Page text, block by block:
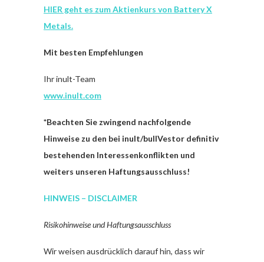
HIER geht es zum Aktienkurs von Battery X
Metals.
Mit besten Empfehlungen
Ihr inult-Team
www.inult.com
*Beachten Sie zwingend nachfolgende
Hinweise zu den bei inult/bullVestor definitiv
bestehenden Interessenkonflikten und
weiters unseren Haftungsausschluss!
HINWEIS – DISCLAIMER
Risikohinweise und Haftungsausschluss
Wir weisen ausdrücklich darauf hin, dass wir